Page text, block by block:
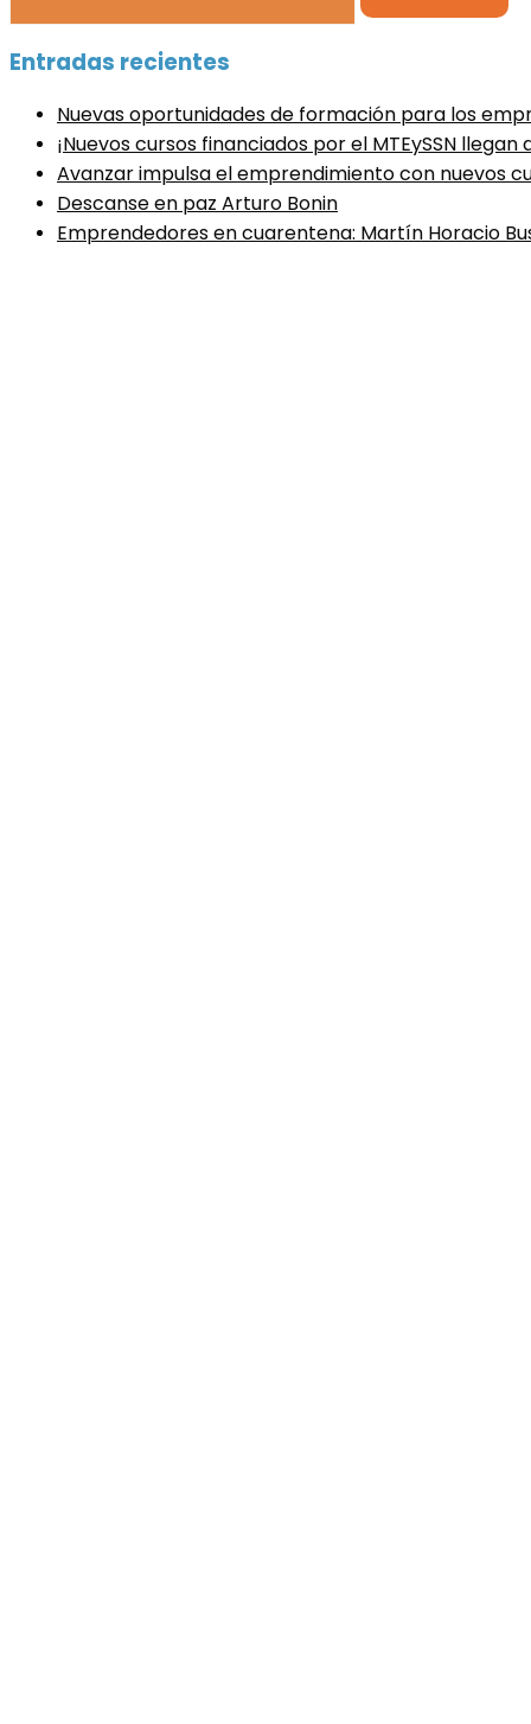
Entradas recientes
Nuevas oportunidades de formación para los
¡Nuevos cursos financiados por el MTEySSN
Avanzar impulsa el emprendimiento con nuevos
Descanse en paz Arturo Bonin
Emprendedores en cuarentena: Martín Horacio